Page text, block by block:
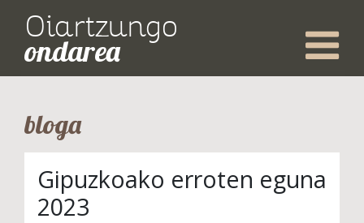
Oiartzungo
ondarea
bloga
Gipuzkoako erroten eguna
2023